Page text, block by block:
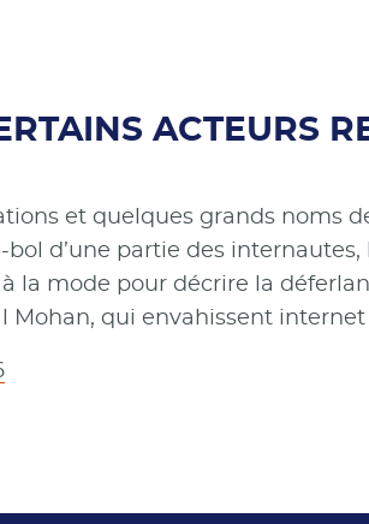
ACTEURS
et quelques grands noms
d’une partie des
à la mode pour décrire la
Mohan, qui envahissent